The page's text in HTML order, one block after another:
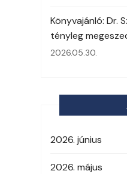
Könyvajánló: Dr.
tényleg
2026.05.30.
2026. június
2026. május